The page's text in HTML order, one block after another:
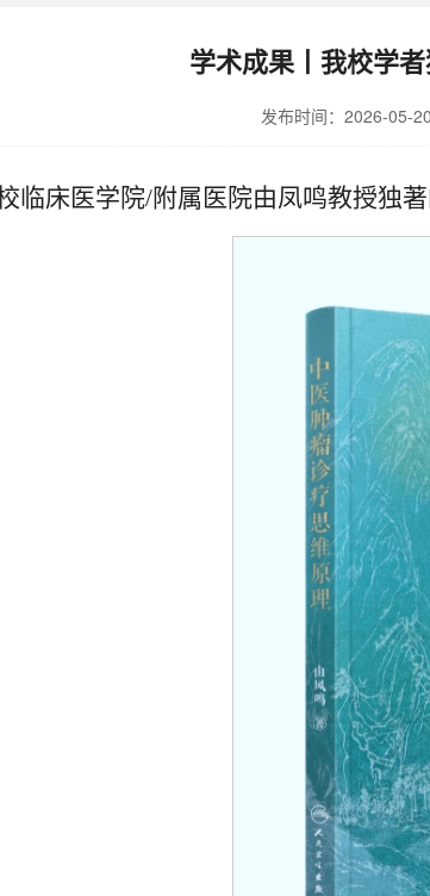
学术成果丨我校学
发布时间：2026-05-
临床医学院/附属医院由凤鸣教授独